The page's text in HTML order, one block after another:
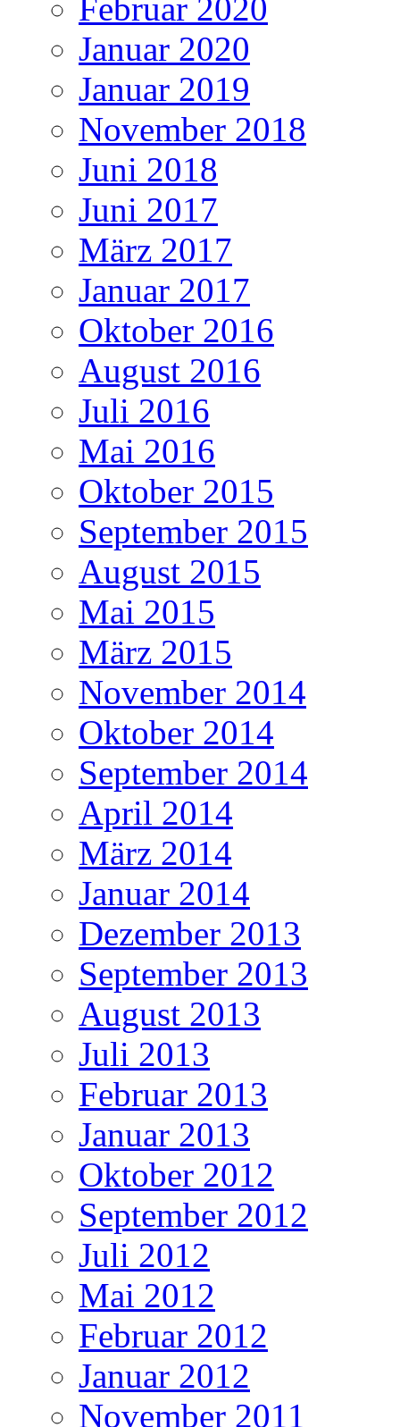
Februar 2020
Januar 2020
Januar 2019
November 2018
Juni 2018
Juni 2017
März 2017
Januar 2017
Oktober 2016
August 2016
Juli 2016
Mai 2016
Oktober 2015
September 2015
August 2015
Mai 2015
März 2015
November 2014
Oktober 2014
September 2014
April 2014
März 2014
Januar 2014
Dezember 2013
September 2013
August 2013
Juli 2013
Februar 2013
Januar 2013
Oktober 2012
September 2012
Juli 2012
Mai 2012
Februar 2012
Januar 2012
November 2011